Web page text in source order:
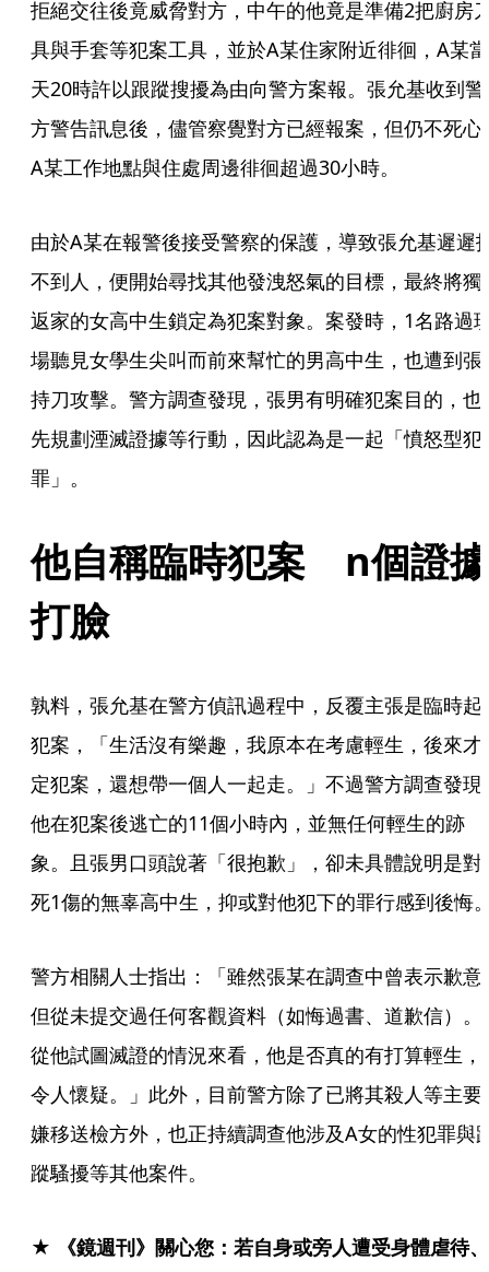
拒絕交往後竟威脅對方，中午的他竟是準備2把廚房
具與手套等犯案工具，並於A某住家附近徘徊，A某當
天20時許以跟蹤搜擾為由向警方案報。張允基收到警
方警告訊息後，儘管察覺對方已經報案，但仍不死心
A某工作地點與住處周邊徘徊超過30小時。
由於A某在報警後接受警察的保護，導致張允基遲遲
不到人，便開始尋找其他發洩怒氣的目標，最終將獨
返家的女高中生鎖定為犯案對象。案發時，1名路過
場聽見女學生尖叫而前來幫忙的男高中生，也遭到張
持刀攻擊。警方調查發現，張男有明確犯案目的，也
先規劃湮滅證據等行動，因此認為是一起「憤怒型犯
罪」。
他自稱臨時犯案　n個證據
打臉
孰料，張允基在警方偵訊過程中，反覆主張是臨時起
犯案，「生活沒有樂趣，我原本在考慮輕生，後來才
定犯案，還想帶一個人一起走。」不過警方調查發現
他在犯案後逃亡的11個小時內，並無任何輕生的跡
象。且張男口頭說著「很抱歉」，卻未具體說明是對
死1傷的無辜高中生，抑或對他犯下的罪行感到後悔
警方相關人士指出：「雖然張某在調查中曾表示歉意
但從未提交過任何客觀資料（如悔過書、道歉信）。
從他試圖滅證的情況來看，他是否真的有打算輕生，
令人懷疑。」此外，目前警方除了已將其殺人等主要
嫌移送檢方外，也正持續調查他涉及A女的性犯罪與
蹤騷擾等其他案件。
★ 《鏡週刊》關心您：若自身或旁人遭受身體虐待、